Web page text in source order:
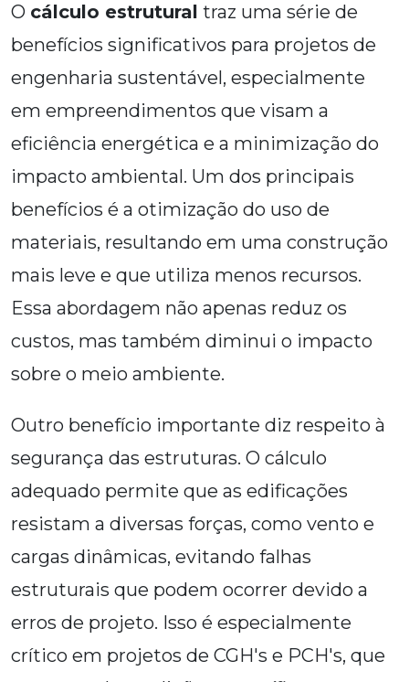
O cálculo estrutural traz uma série de
benefícios significativos para projetos de
engenharia sustentável, especialmente
em empreendimentos que visam a
eficiência energética e a minimização do
impacto ambiental. Um dos principais
benefícios é a otimização do uso de
materiais, resultando em uma construção
mais leve e que utiliza menos recursos.
Essa abordagem não apenas reduz os
custos, mas também diminui o impacto
sobre o meio ambiente.
Outro benefício importante diz respeito à
segurança das estruturas. O cálculo
adequado permite que as edificações
resistam a diversas forças, como vento e
cargas dinâmicas, evitando falhas
estruturais que podem ocorrer devido a
erros de projeto. Isso é especialmente
crítico em projetos de CGH's e PCH's, que